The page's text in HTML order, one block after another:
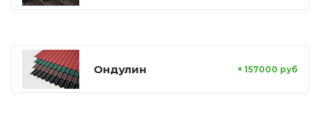
Ондулин + 157000 руб